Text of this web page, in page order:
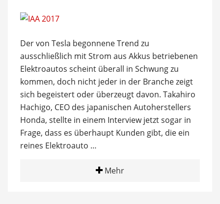
Der von Tesla begonnene Trend zu
ausschließlich mit Strom aus Akkus betriebenen
Elektroautos scheint überall in Schwung zu
kommen, doch nicht jeder in der Branche zeigt
sich begeistert oder überzeugt davon. Takahiro
Hachigo, CEO des japanischen Autoherstellers
Honda, stellte in einem Interview jetzt sogar in
Frage, dass es überhaupt Kunden gibt, die ein
reines Elektroauto …
Mehr